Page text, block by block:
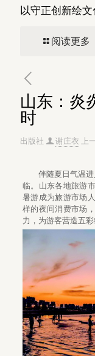
以守正创新绘
阅读更多
山东：炎
时
出版社 谢庄衣 上
伴随夏日气温
临。山东各地旅游
暑游成为旅游市场
样的夜间消费市场
力，为游客营造五